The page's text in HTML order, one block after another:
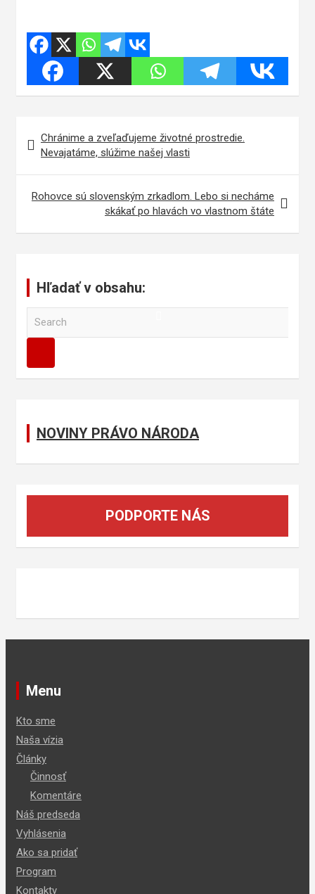
článku
Chránime a zveľaďujeme životné prostredie.
Nevajatáme, slúžime našej vlasti
Rohovce sú slovenským zrkadlom. Lebo si necháme
skákať po hlavách vo vlastnom štáte
Hľadať v obsahu:
a
NOVINY PRÁVO NÁRODA
PODPORTE NÁS
Menu
Kto sme
Naša vízia
Články
Činnosť
Komentáre
Náš predseda
Vyhlásenia
Ako sa pridať
Program
Kontakty